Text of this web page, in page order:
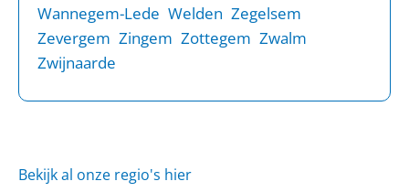
Wannegem-Lede Welden Zegelsem
Zevergem Zingem Zottegem Zwalm
Zwijnaarde
Bekijk al onze regio's hier